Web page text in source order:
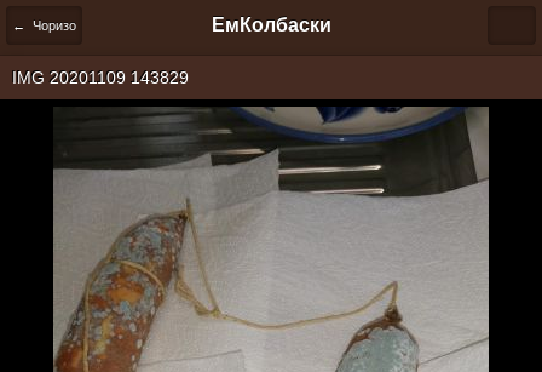
← Чоризо ЕмКолбаски
IMG 20201109 143829